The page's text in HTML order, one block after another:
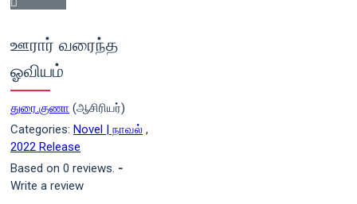
ஊரார் வரைந்த
ஓவியம்
துரை.குணா (ஆசிரியர்)
Categories: Novel | நாவல் ,
2022 Release
Based on 0 reviews. -
Write a review